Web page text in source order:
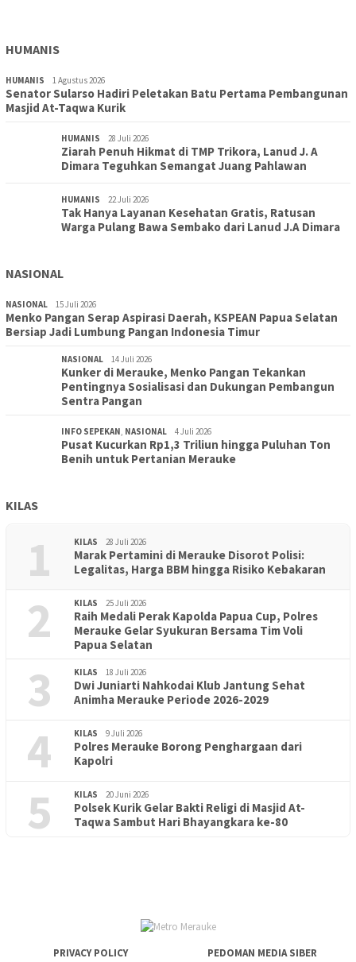
HUMANIS
HUMANIS 1 Agustus 2026
Senator Sularso Hadiri Peletakan Batu Pertama Pembangunan
Masjid At-Taqwa Kurik
HUMANIS 28 Juli 2026
Ziarah Penuh Hikmat di TMP Trikora, Lanud J. A
Dimara Teguhkan Semangat Juang Pahlawan
HUMANIS 22 Juli 2026
Tak Hanya Layanan Kesehatan Gratis, Ratusan
Warga Pulang Bawa Sembako dari Lanud J.A Dimara
NASIONAL
NASIONAL 15 Juli 2026
Menko Pangan Serap Aspirasi Daerah, KSPEAN Papua Selatan
Bersiap Jadi Lumbung Pangan Indonesia Timur
NASIONAL 14 Juli 2026
Kunker di Merauke, Menko Pangan Tekankan
Pentingnya Sosialisasi dan Dukungan Pembangun
Sentra Pangan
INFO SEPEKAN, NASIONAL 4 Juli 2026
Pusat Kucurkan Rp1,3 Triliun hingga Puluhan Ton
Benih untuk Pertanian Merauke
KILAS
1 KILAS 28 Juli 2026
Marak Pertamini di Merauke Disorot Polisi:
Legalitas, Harga BBM hingga Risiko Kebakaran
2 KILAS 25 Juli 2026
Raih Medali Perak Kapolda Papua Cup, Polres
Merauke Gelar Syukuran Bersama Tim Voli
Papua Selatan
3 KILAS 18 Juli 2026
Dwi Juniarti Nahkodai Klub Jantung Sehat
Animha Merauke Periode 2026-2029
4 KILAS 9 Juli 2026
Polres Merauke Borong Penghargaan dari
Kapolri
5 KILAS 20 Juni 2026
Polsek Kurik Gelar Bakti Religi di Masjid At-
Taqwa Sambut Hari Bhayangkara ke-80
PENDIDIKAN 18 Juni 2026
Lepas Puluhan Peserta Didik, TK Yapis 2 Merauke Siapkan
PRIVACY POLICY PEDOMAN MEDIA SIBER